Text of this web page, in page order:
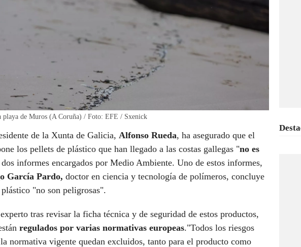
playa de Muros (A Coruña) / Foto: EFE / Sxenick
de la Xunta de Galicia, Alfonso Rueda, ha asegurado que el
los pellets de plástico que han llegado a las costas gallegas "no es
informes encargados por Medio Ambiente. Uno de estos informes,
García Pardo, doctor en ciencia y tecnología de polímeros, concluye
plástico "no son peligrosas".
tras revisar la ficha técnica y de seguridad de estos productos,
regulados por varias normativas europeas."Todos los riesgos
normativa vigente quedan excluidos, tanto para el producto como